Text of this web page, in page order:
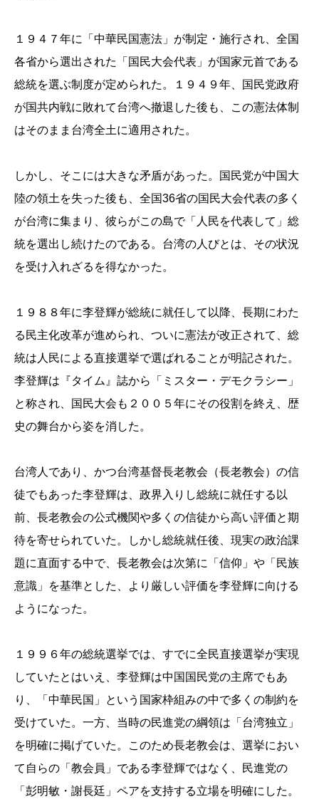
１９４７年に「中華民国憲法」が制定・施行され、全国
各省から選出された「国民大会代表」が国家元首である
総統を選ぶ制度が定められた。１９４９年、国民党政府
が国共内戦に敗れて台湾へ撤退した後も、この憲法体制
はそのまま台湾全土に適用された。
しかし、そこには大きな矛盾があった。国民党が中国大
陸の領土を失った後も、全国36省の国民大会代表の多く
が台湾に集まり、彼らがこの島で「人民を代表して」総
統を選出し続けたのである。台湾の人びとは、その状況
を受け入れざるを得なかった。
１９８８年に李登輝が総統に就任して以降、長期にわた
る民主化改革が進められ、ついに憲法が改正されて、総
統は人民による直接選挙で選ばれることが明記された。
李登輝は『タイム』誌から「ミスター・デモクラシー」
と称され、国民大会も２００５年にその役割を終え、歴
史の舞台から姿を消した。
台湾人であり、かつ台湾基督長老教会（長老教会）の信
徒でもあった李登輝は、政界入りし総統に就任する以
前、長老教会の公式機関や多くの信徒から高い評価と期
待を寄せられていた。しかし総統就任後、現実の政治課
題に直面する中で、長老教会は次第に「信仰」や「民族
意識」を基準とした、より厳しい評価を李登輝に向ける
ようになった。
１９９６年の総統選挙では、すでに全民直接選挙が実現
していたとはいえ、李登輝は中国国民党の主席でもあ
り、「中華民国」という国家枠組みの中で多くの制約を
受けていた。一方、当時の民進党の綱領は「台湾独立」
を明確に掲げていた。このため長老教会は、選挙におい
て自らの「教会員」である李登輝ではなく、民進党の
「彭明敏・謝長廷」ペアを支持する立場を明確にした。